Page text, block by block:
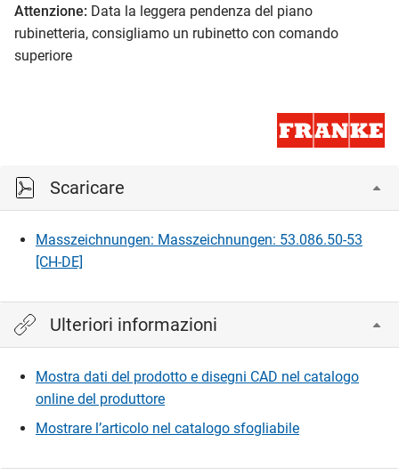
Attenzione: Data la leggera pendenza del piano
rubinetteria, consigliamo un rubinetto con comando
superiore
Scaricare
Masszeichnungen: Masszeichnungen: 53.086.50-53
[CH-DE]
Ulteriori informazioni
Mostra dati del prodotto e disegni CAD nel catalogo
online del produttore
Mostrare l’articolo nel catalogo sfogliabile